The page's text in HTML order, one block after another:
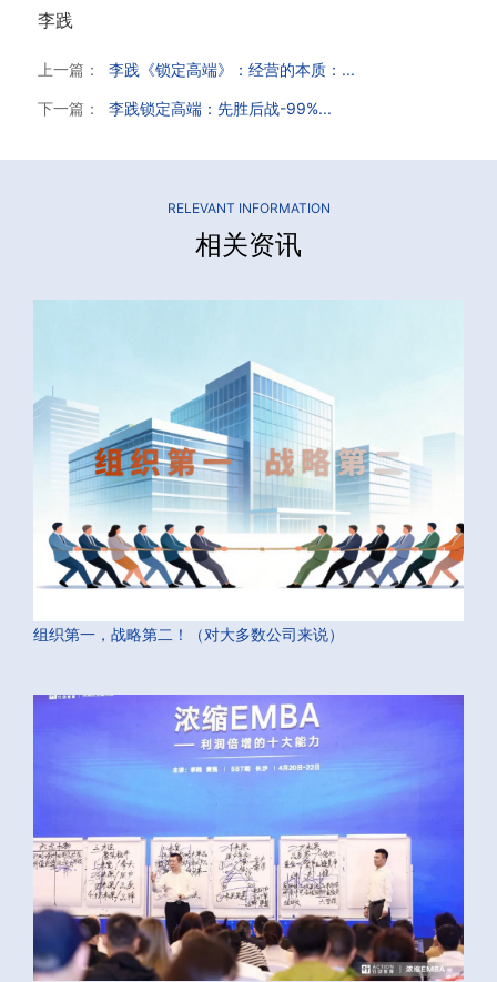
李践
上一篇： 李践《锁定高端》：经营的本质：...
下一篇： 李践锁定高端：先胜后战-99%...
RELEVANT INFORMATION
相关资讯
组织第一，战略第二！（对大多数公司来说）